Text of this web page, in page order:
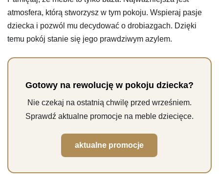
atmosfera, którą stworzysz w tym pokoju. Wspieraj pasje
dziecka i pozwól mu decydować o drobiazgach. Dzięki
temu pokój stanie się jego prawdziwym azylem.
Gotowy na rewolucję w pokoju dziecka?
Nie czekaj na ostatnią chwilę przed wrześniem.
Sprawdź aktualne promocje na meble dziecięce.
aktualne promocje